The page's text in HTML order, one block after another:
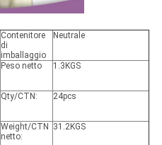
Contenitore
di
imballaggio
Neutrale
Peso netto 1.3KGS
Qty/CTN: 24pcs
Weight/CTN
netto:
31.2KGS